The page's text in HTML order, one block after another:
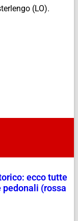
(LO).
ecco tutte
pedonali (rossa